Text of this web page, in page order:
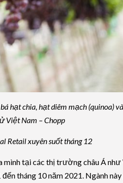
hạt chia, hạt diêm mạch (quinoa)
Việt Nam – Chopp
Retail xuyên suốt tháng 12
mình tại các thị trường châu Á
tháng 10 năm 2021. Ngành này